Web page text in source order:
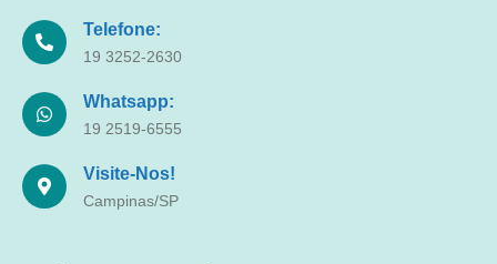
Telefone:
19 3252-2630
Whatsapp:
19 2519-6555
Visite-Nos!
Campinas/SP